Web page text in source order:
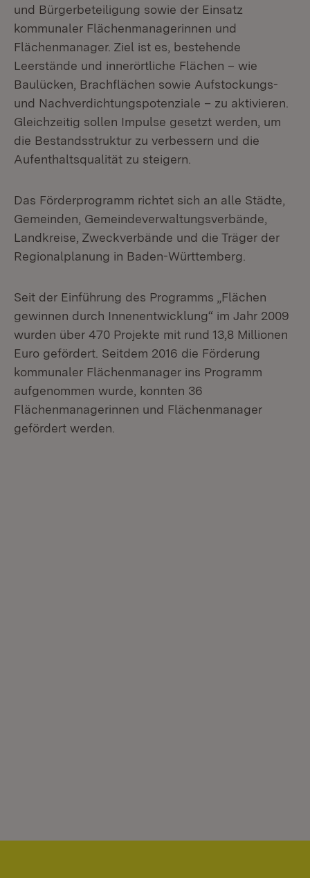
und Bürgerbeteiligung sowie der Einsatz
kommunaler Flächenmanagerinnen und
Flächenmanager. Ziel ist es, bestehende
Leerstände und innerörtliche Flächen – wie
Baulücken, Brachflächen sowie Aufstockungs-
und Nachverdichtungspotenziale – zu aktivieren.
Gleichzeitig sollen Impulse gesetzt werden, um
die Bestandsstruktur zu verbessern und die
Aufenthaltsqualität zu steigern.
Das Förderprogramm richtet sich an alle Städte,
Gemeinden, Gemeindeverwaltungsverbände,
Landkreise, Zweckverbände und die Träger der
Regionalplanung in Baden-Württemberg.
Seit der Einführung des Programms „Flächen
gewinnen durch Innenentwicklung“ im Jahr 2009
wurden über 470 Projekte mit rund 13,8 Millionen
Euro gefördert. Seitdem 2016 die Förderung
kommunaler Flächenmanager ins Programm
aufgenommen wurde, konnten 36
Flächenmanagerinnen und Flächenmanager
gefördert werden.